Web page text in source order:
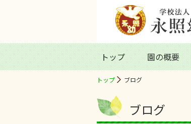
トップ 園の概要
トップ ブログ
ブログ